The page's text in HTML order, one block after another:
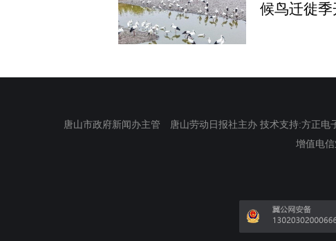
候鸟迁徙季
唐山市政府新闻办主管 唐山劳动日报社主办 技术支持:方正
增值电信